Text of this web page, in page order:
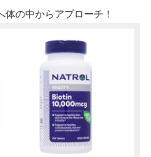
の中からアプローチ！